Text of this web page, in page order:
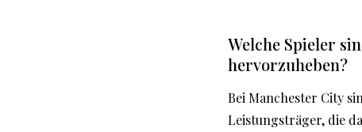
Welche Spieler
hervorzuheben?
Bei Manchester City
Leistungsträger, die